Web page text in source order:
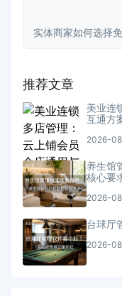
实体商家如何选择
推荐文章
美业连
互通方
2026-
养生馆
核心要
2026-
台球厅
2026-